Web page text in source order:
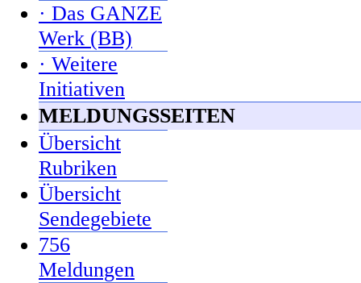
· Das GANZE
Werk (BB)
· Weitere
Initiativen
MELDUNGSSEITEN
Übersicht
Rubriken
Übersicht
Sendegebiete
756
Meldungen